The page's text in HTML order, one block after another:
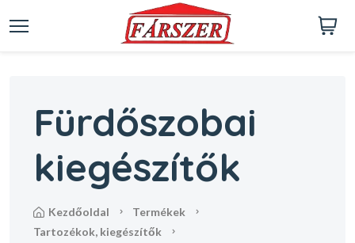
Fürdőszobai
kiegészítők
kezdőoldal
termékek
tartozékok, kiegészítők